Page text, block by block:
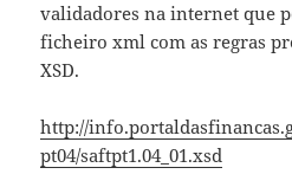
validadores na internet que
ficheiro xml com as regras
XSD.
http://
pt04/saftpt1.04_01.xsd